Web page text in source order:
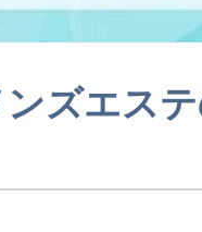
ズエス